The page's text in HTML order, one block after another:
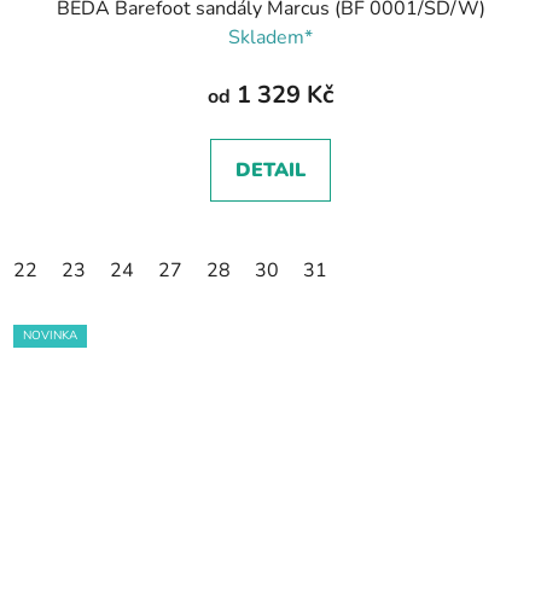
BEDA Barefoot sandály Marcus (BF 0001/SD/W)
Skladem*
od 1 329 Kč
DETAIL
22 23 24 27 28 30 31
NOVINKA